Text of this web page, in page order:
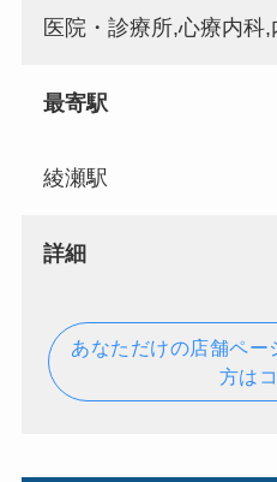
医院・診療所,心療内科,
最寄駅
綾瀬駅
詳細
あなただけの店舗ペー
方は